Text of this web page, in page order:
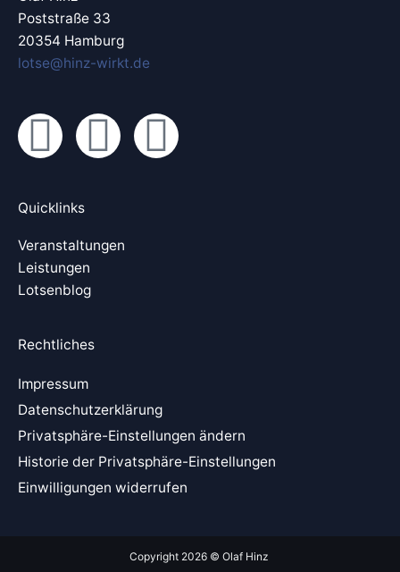
Poststraße 33
20354 Hamburg
lotse@hinz-wirkt.de
L
n
k
e
d
i
n
X
g
Y
e
Quicklinks
Veranstaltungen
Leistungen
Lotsenblog
Rechtliches
Impressum
Datenschutzerklärung
Privatsphäre-Einstellungen ändern
Historie der Privatsphäre-Einstellungen
Einwilligungen widerrufen
Copyright 2026 © Olaf Hinz